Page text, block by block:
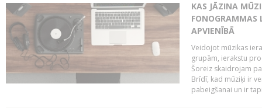
KAS JĀZINA
FONOGRAMMAS
APVIENĪBĀ
Veidojot mūzikas
grupām, ierakstu
Šoreiz skaidrojam
Brīdī, kad mūziķi ir
pabeigšanai un ir